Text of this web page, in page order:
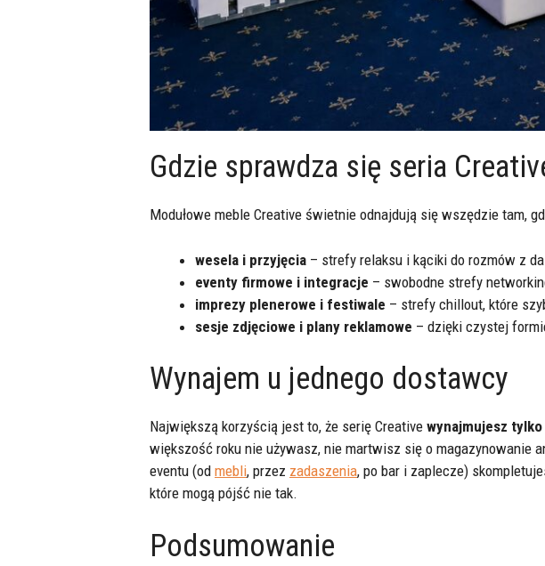
Gdzie sprawdza się seria
Modułowe meble Creative świetnie odnajdują się wszędzie tam,
wesela i przyjęcia – strefy relaksu i kąciki do rozmów z
eventy firmowe i integracje – swobodne strefy
imprezy plenerowe i festiwale – strefy chillout, które
sesje zdjęciowe i plany reklamowe – dzięki czystej
Wynajem u jednego dostawcy
Największą korzyścią jest to, że serię Creative wynajmujesz
większość roku nie używasz, nie martwisz się o magazynowanie
eventu (od mebli, przez zadaszenia, po bar i zaplecze)
które mogą pójść nie tak.
Podsumowanie